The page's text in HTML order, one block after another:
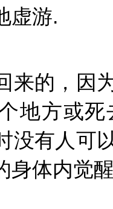
虚游.
来的，因
地方或
没有人可
身体内觉